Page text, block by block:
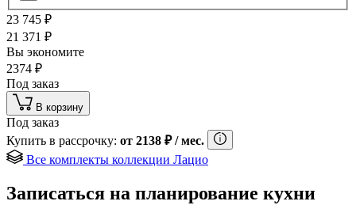
23 745 ₽
21 371 ₽
Вы экономите
2374 ₽
Под заказ
В корзину
Под заказ
Купить в рассрочку: от 2138 ₽/ мес.
Все комплекты коллекции Лацио
Записаться на планирование кухни